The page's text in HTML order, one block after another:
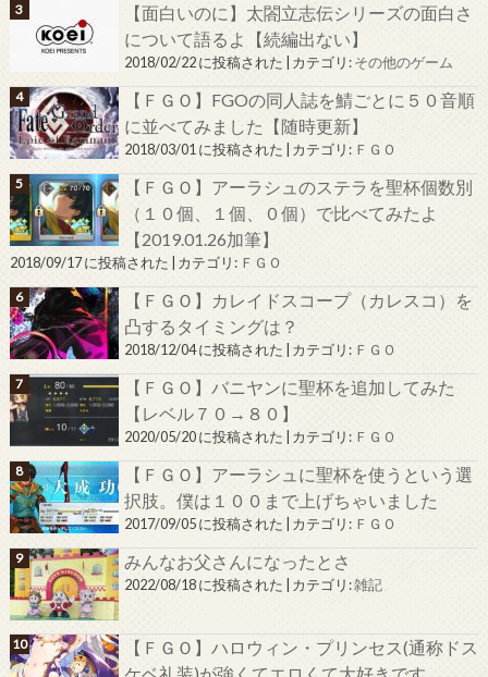
【面白いのに】太閤立志伝シリーズの面白さ
について語るよ【続編出ない】
2018/02/22 に投稿された カテゴリ:その他のゲーム
【ＦＧＯ】FGOの同人誌を鯖ごとに５０音順
に並べてみました【随時更新】
2018/03/01 に投稿された カテゴリ: ＦＧＯ
【ＦＧＯ】アーラシュのステラを聖杯個数別
（１０個、１個、０個）で比べてみたよ
【2019.01.26加筆】
2018/09/17 に投稿された カテゴリ: ＦＧＯ
【ＦＧＯ】カレイドスコープ（カレスコ）を
凸するタイミングは？
2018/12/04 に投稿された カテゴリ: ＦＧＯ
【ＦＧＯ】バニヤンに聖杯を追加してみた
【レベル７０→８０】
2020/05/20 に投稿された カテゴリ: ＦＧＯ
【ＦＧＯ】アーラシュに聖杯を使うという選
択肢。僕は１００まで上げちゃいました
2017/09/05 に投稿された カテゴリ: ＦＧＯ
みんなお父さんになったとさ
2022/08/18 に投稿された カテゴリ:雑記
【ＦＧＯ】ハロウィン・プリンセス(通称ドス